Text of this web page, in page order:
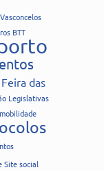
BTT
Feira das
Legislativas
mobilidade
Sitesocial